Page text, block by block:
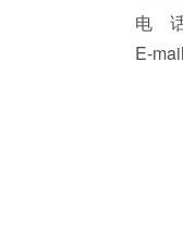
电 话
E-